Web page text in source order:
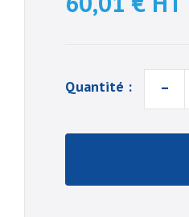
Quantité : -